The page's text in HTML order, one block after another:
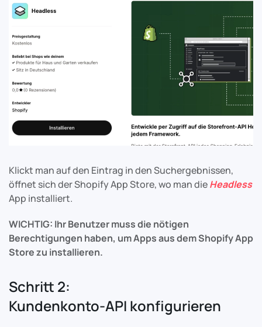
Klickt man auf den Eintrag in den Suchergebnissen,
öffnet sich der Shopify App Store, wo man dieHeadless
App installiert.
WICHTIG: Ihr Benutzer muss die nötigen
Berechtigungen haben, um Apps aus dem Shopify App
Store zu installieren.
Schritt 2:
Kundenkonto-API konfigurieren